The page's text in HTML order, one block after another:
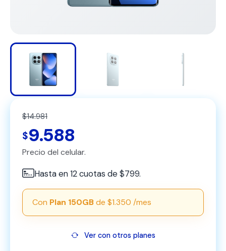
$14.981
$9.588
Precio del celular.
Hasta en 12 cuotas de $799.
Con Plan 150GBde $1.350 /mes
Ver con otros planes